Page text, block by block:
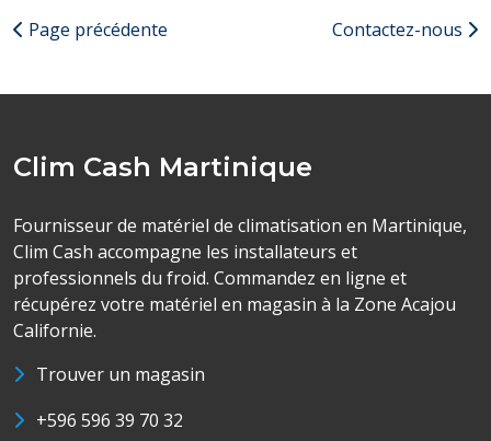
Page précédente Contactez-nous
Clim Cash Martinique
Fournisseur de matériel de climatisation en Martinique,
Clim Cash accompagne les installateurs et
professionnels du froid. Commandez en ligne et
récupérez votre matériel en magasin à la Zone Acajou
Californie.
Trouver un magasin
+596 596 39 70 32